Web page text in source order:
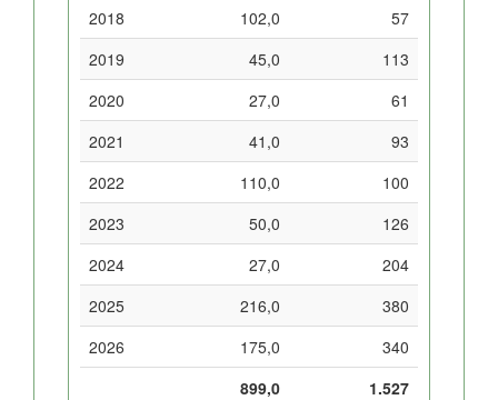
2018
102,0
57
2019
45,0
113
2020
27,0
61
2021
41,0
93
2022
110,0
100
2023
50,0
126
2024
27,0
204
2025
216,0
380
2026
175,0
340
899,0
1.527